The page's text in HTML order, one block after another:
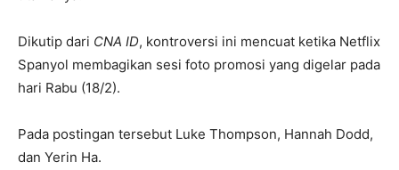
Dikutip dari CNA ID, kontroversi ini mencuat ketika Netflix
Spanyol membagikan sesi foto promosi yang digelar pada
hari Rabu (18/2).
Pada postingan tersebut Luke Thompson, Hannah Dodd,
dan Yerin Ha.